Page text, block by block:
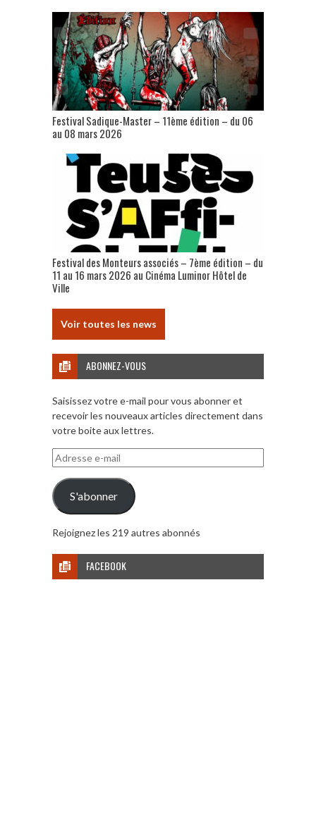
Festival Sadique-Master – 11ème édition – du 06
au 08 mars 2026
Festival des Monteurs associés – 7ème édition – du
11 au 16 mars 2026 au Cinéma Luminor Hôtel de
Ville
Voir toutes les news
ABONNEZ-VOUS
Saisissez votre e-mail pour vous abonner et
recevoir les nouveaux articles directement dans
votre boite aux lettres.
Adresse
e-
mail
S'abonner
Rejoignez les 219 autres abonnés
FACEBOOK